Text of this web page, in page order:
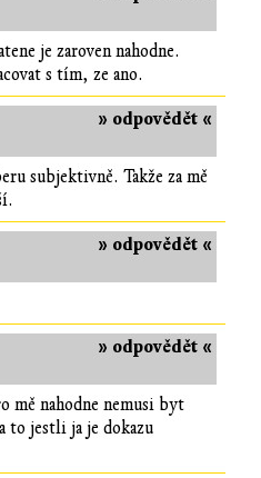
je zaroven nahodne.
s tím, ze ano.
» odpovědět «
subjektivně. Takže za mě
» odpovědět «
» odpovědět «
mě nahodne nemusi byt
to jestli ja je dokazu